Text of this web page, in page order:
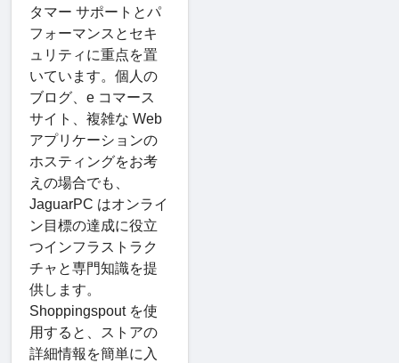
タマー サポートとパ
フォーマンスとセキ
ュリティに重点を置
いています。個人の
ブログ、e コマース
サイト、複雑な Web
アプリケーションの
ホスティングをお考
えの場合でも、
JaguarPC はオンライ
ン目標の達成に役立
つインフラストラク
チャと専門知識を提
供します。
Shoppingspout を使
用すると、ストアの
詳細情報を簡単に入